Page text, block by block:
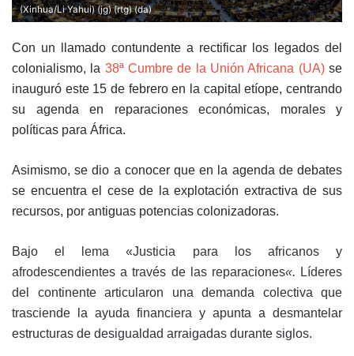
(Xinhua/Li Yahui) (jg) (rtg) (da)
Con un llamado contundente a rectificar los legados del
colonialismo, la 38ª Cumbre de la Unión Africana (UA)se
inauguró este 15 de febrero en la capital etíope, centrando
su agenda en reparaciones económicas, morales y
políticas para África.
Asimismo, se dio a conocer que en la agenda de debates
se encuentra el cese de la explotación extractiva de sus
recursos, por antiguas potencias colonizadoras.
Bajo el lema «Justicia para los africanos y
afrodescendientes a través de las reparaciones«. Líderes
del continente articularon una demanda colectiva que
trasciende la ayuda financiera y apunta a desmantelar
estructuras de desigualdad arraigadas durante siglos.